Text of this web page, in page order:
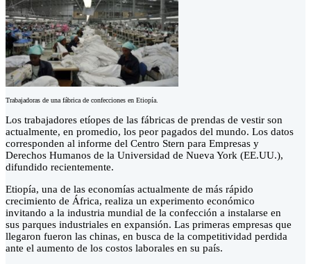
Trabajadoras de una fábrica de confecciones en Etiopía.
Los trabajadores etíopes de las fábricas de prendas de vestir son
actualmente, en promedio, los peor pagados del mundo. Los datos
corresponden al informe del Centro Stern para Empresas y
Derechos Humanos de la Universidad de Nueva York (EE.UU.),
difundido recientemente.
Etiopía, una de las economías actualmente de más rápido
crecimiento de África, realiza un experimento económico
invitando a la industria mundial de la confección a instalarse en
sus parques industriales en expansión. Las primeras empresas que
llegaron fueron las chinas, en busca de la competitividad perdida
ante el aumento de los costos laborales en su país.